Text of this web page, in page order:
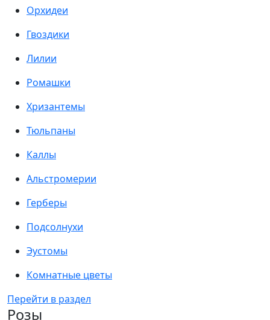
Орхидеи
Гвоздики
Лилии
Ромашки
Хризантемы
Тюльпаны
Каллы
Альстромерии
Герберы
Подсолнухи
Эустомы
Комнатные цветы
Перейти в раздел
Розы